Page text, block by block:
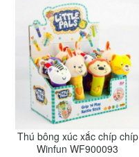
Thú bông xúc xắc chíp chíp
Winfun WF900093